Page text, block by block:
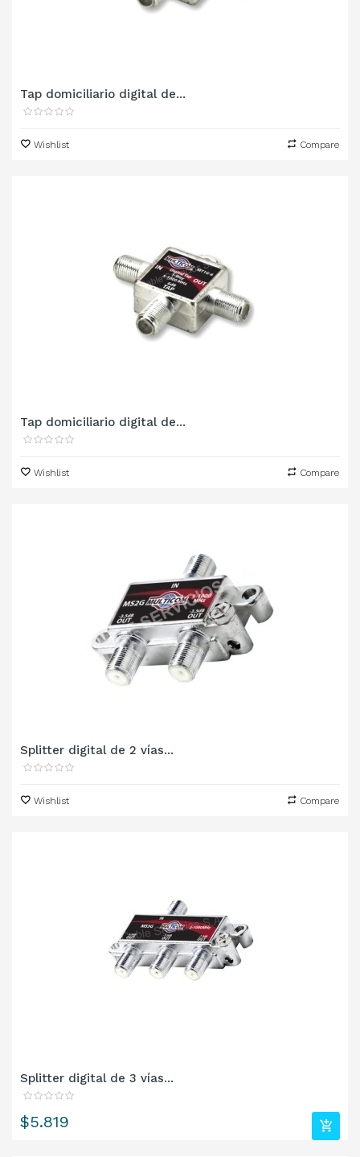
Tap domiciliario digital de...
Wishlist Compare
Tap domiciliario digital de...
Wishlist Compare
Splitter digital de 2 vías...
Wishlist Compare
Splitter digital de 3 vías...
Precio
$5.819